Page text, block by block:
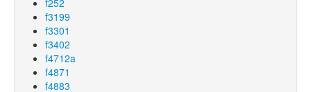
f252
f3199
f3301
f3402
f4712a
f4871
f4883